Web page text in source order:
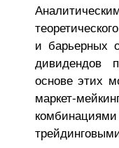
и барьерных
дивидендов
основе этих
маркет-